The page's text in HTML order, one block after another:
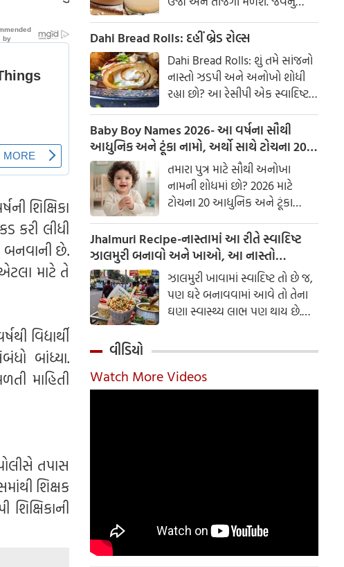
શિક્ષિકા
કરી લીધી
બનવાની છે.
માટે તે
વિદ્યાર્થી
બાંધ્યા.
માહિતી
તપાસ
શિક્ષક
પાણી એક ઉત્તમ ઘરેલું ઉપાય
માનવામાં આવે છે, જે ખાસ કરીને
ઉનાળામાં ઠંડક આપે છે
Dahi Bread Rolls: દહીં બ્રેડ રોલ્સ
Dahi Bread Rolls: શું તમે સાંજનો
નાસ્તો ઝડપી અને અનોખો શોધી
રહ્યા છો? આ રેસીપી એક સ્વાદિષ્ટ
વિકલ્પ આપે છે જે બહારથી ક્રિસ્પી
અને અંદરથી અતિ નરમ છે. મસાલા
અને ક્રીમી ટેક્સચરનું સંપૂર્ણ મિશ્રણ
તેને બધી ઉંમરના લોકોમાં પ્રિય
બનાવે છે.
Baby Boy Names 2026- આ વર્ષના સૌથી
આધુનિક અને ટૂંકા નામો, અર્થો સાથે ટોચના 20
નામોની યાદી જુઓ.તમારા પુત્ર માટે સૌથી અનોખા
નામની શોધમાં છો? 2026 માટે
ટોચના 20 આધુનિક અને ટૂંકા
બાળક છોકરાના નામોની યાદી
તપાસો, અર્થો સાથે, જે તમારા
બાળકને એક સુંદર ઓળખ આપશે.
Jhalmuri Recipe-નાસ્તામાં આ રીતે સ્વાદિષ્ટ
ઝાલમુરી બનાવો અને ખાઓ, આ નાસ્તો
મસાલેદાર અને સ્વાદિષ્ટ છે.ઝાલમુરી ખાવામાં સ્વાદિષ્ટ તો છે જ,
પણ ઘરે બનાવવામાં આવે તો તેના
ઘણા સ્વાસ્થ્ય લાભ પણ થાય છે.
વીડિયો
Watch More Videos